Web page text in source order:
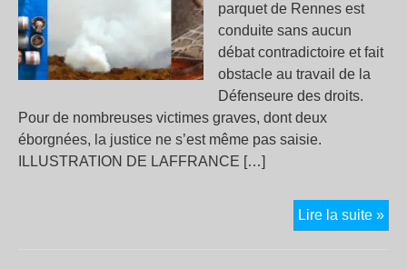
parquet de Rennes est
conduite sans aucun
débat contradictoire et fait
obstacle au travail de la
Défenseure des droits.
Pour de nombreuses victimes graves, dont deux
éborgnées, la justice ne s’est même pas saisie.
ILLUSTRATION DE LAFFRANCE […]
Lire la suite »
ans